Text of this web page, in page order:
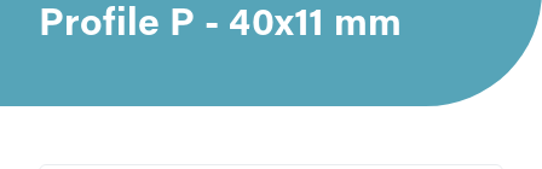
Profile P - 40x11 mm